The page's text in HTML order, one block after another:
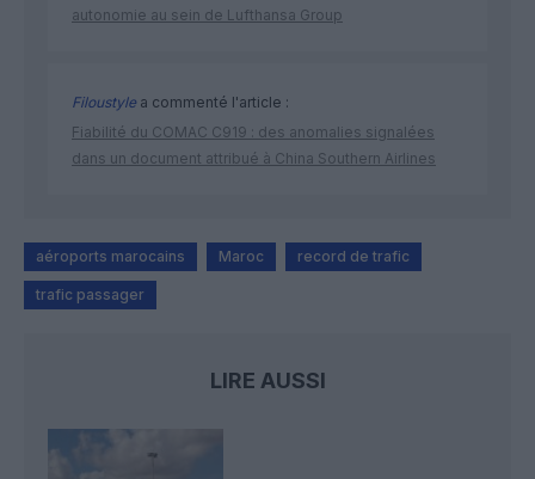
autonomie au sein de Lufthansa Group
Filoustylea commenté l'article :
Fiabilité du COMAC C919 : des anomalies signalées
dans un document attribué à China Southern Airlines
aéroports marocains Maroc record de trafic
trafic passager
LIRE AUSSI